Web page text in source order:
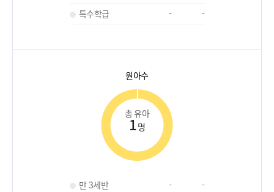
특수학급
- -
원아수
총 유아
1명
만 3세반 -
-